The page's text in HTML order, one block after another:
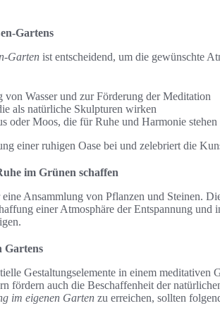
Gartens
Garten ist entscheidend, um die gewünschte
Wasser und zur Förderung der Meditation
als natürliche Skulpturen wirken
oder Moos, die für Ruhe und Harmonie stehen
einer ruhigen Oase bei und zelebriert die
im Grünen schaffen
eine Ansammlung von Pflanzen und Steinen.
einer Atmosphäre der Entspannung und
Gartens
Gestaltungselemente in einem meditativen
fördern auch die Beschaffenheit der
im eigenen Garten zu erreichen, sollten